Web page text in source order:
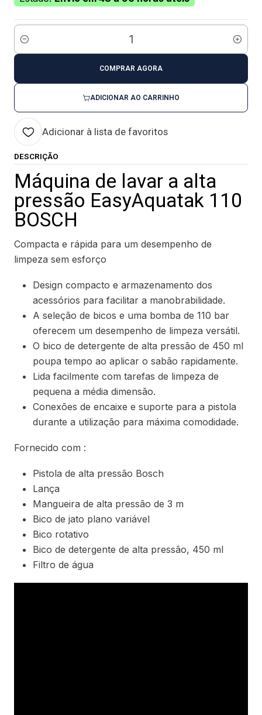
Quantidade
ADICIONAR AO CARRINHO
COMPRAR AGORA
Adicionar à lista de favoritos
DESCRIÇÃO
Máquina de lavar a alta
pressão EasyAquatak 110
BOSCH
Compacta e rápida para um desempenho de
limpeza sem esforço
Design compacto e armazenamento dos
acessórios para facilitar a manobrabilidade.
A seleção de bicos e uma bomba de 110 bar
oferecem um desempenho de limpeza versátil.
O bico de detergente de alta pressão de 450 ml
poupa tempo ao aplicar o sabão rapidamente.
Lida facilmente com tarefas de limpeza de
pequena a média dimensão.
Conexões de encaixe e suporte para a pistola
durante a utilização para máxima comodidade.
Fornecido com :
Pistola de alta pressão Bosch
Lança
Mangueira de alta pressão de 3 m
Bico de jato plano variável
Bico rotativo
Bico de detergente de alta pressão, 450 ml
Filtro de água